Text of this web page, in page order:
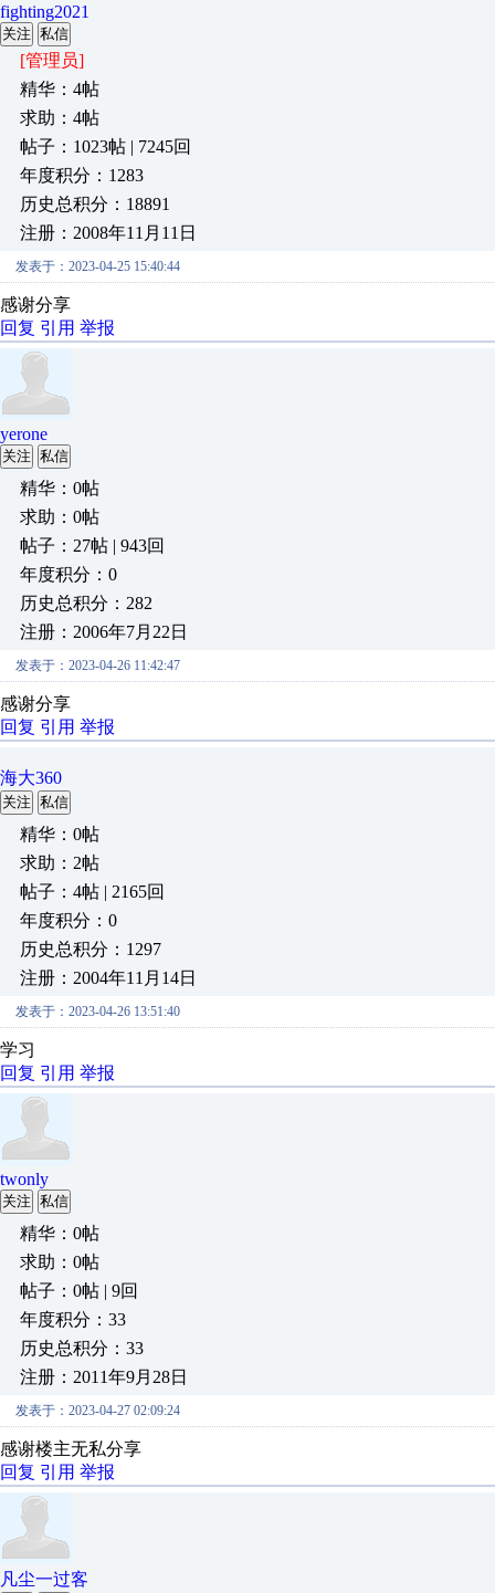
fighting2021
关注 私信
[管理员]
精华：4帖
求助：4帖
帖子：1023帖 | 7245回
年度积分：1283
历史总积分：18891
注册：2008年11月11日
发表于：2023-04-25 15:40:44
感谢分享
回复 引用 举报
yerone
关注 私信
精华：0帖
求助：0帖
帖子：27帖 | 943回
年度积分：0
历史总积分：282
注册：2006年7月22日
发表于：2023-04-26 11:42:47
感谢分享
回复 引用 举报
海大360
关注 私信
精华：0帖
求助：2帖
帖子：4帖 | 2165回
年度积分：0
历史总积分：1297
注册：2004年11月14日
发表于：2023-04-26 13:51:40
学习
回复 引用 举报
twonly
关注 私信
精华：0帖
求助：0帖
帖子：0帖 | 9回
年度积分：33
历史总积分：33
注册：2011年9月28日
发表于：2023-04-27 02:09:24
感谢楼主无私分享
回复 引用 举报
凡尘一过客